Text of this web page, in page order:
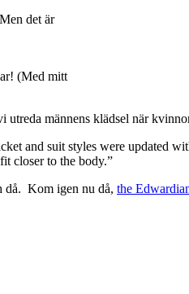
det är
(Med mitt
utreda männens klädsel när
and suit styles were updated
closer to the body.”
då. Kom igen nu då, the